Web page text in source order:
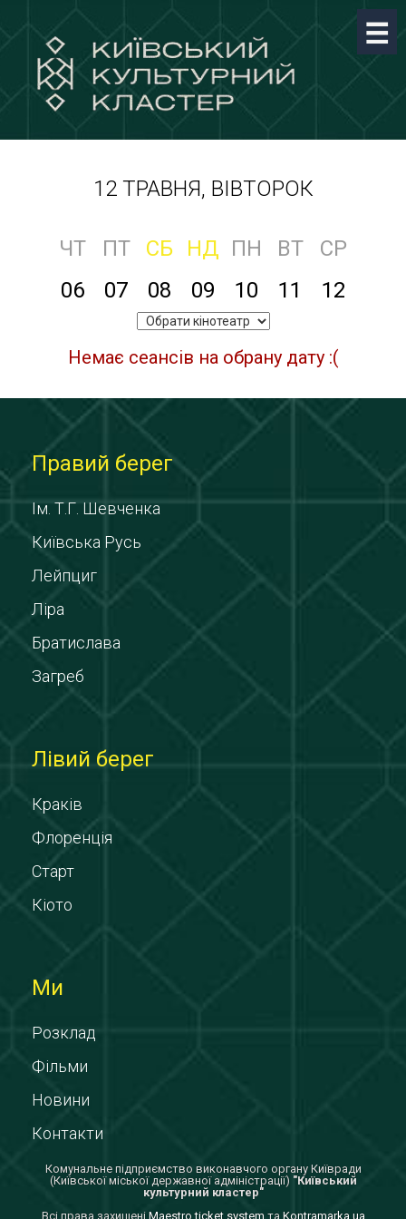
12 ТРАВНЯ, ВІВТОРОК
ЧТ ПТ СБ НД ПН ВТ
СР
06
07 08 09 10 11 12
Немає сеансів на обрану дату :(
Правий берег
Ім. Т.Г. Шевченка
Київська Русь
Лейпциг
Ліра
Братислава
Загреб
Лівий берег
Краків
Флоренція
Старт
Кіото
Ми
Розклад
Фільми
Новини
Контакти
Комунальне підприємство виконавчого органу Київради
(Київської міської державної адміністрації) "Київський
культурний кластер"
Всi права захищенi Maestro ticket system та Kontramarka.ua